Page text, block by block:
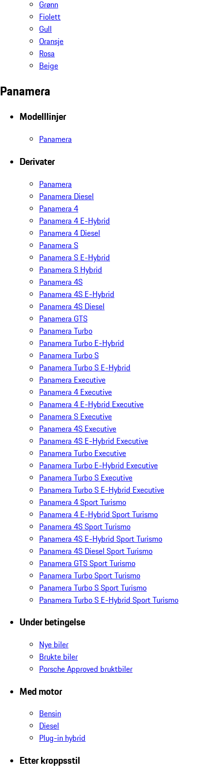
Grønn
Fiolett
Gull
Oransje
Rosa
Beige
Panamera
Modelllinjer
Panamera
Derivater
Panamera
Panamera Diesel
Panamera 4
Panamera 4 E-Hybrid
Panamera 4 Diesel
Panamera S
Panamera S E-Hybrid
Panamera S Hybrid
Panamera 4S
Panamera 4S E-Hybrid
Panamera 4S Diesel
Panamera GTS
Panamera Turbo
Panamera Turbo E-Hybrid
Panamera Turbo S
Panamera Turbo S E-Hybrid
Panamera Executive
Panamera 4 Executive
Panamera 4 E-Hybrid Executive
Panamera S Executive
Panamera 4S Executive
Panamera 4S E-Hybrid Executive
Panamera Turbo Executive
Panamera Turbo E-Hybrid Executive
Panamera Turbo S Executive
Panamera Turbo S E-Hybrid Executive
Panamera 4 Sport Turismo
Panamera 4 E-Hybrid Sport Turismo
Panamera 4S Sport Turismo
Panamera 4S E-Hybrid Sport Turismo
Panamera 4S Diesel Sport Turismo
Panamera GTS Sport Turismo
Panamera Turbo Sport Turismo
Panamera Turbo S Sport Turismo
Panamera Turbo S E-Hybrid Sport Turismo
Under betingelse
Nye biler
Brukte biler
Porsche Approved bruktbiler
Med motor
Bensin
Diesel
Plug-in hybrid
Etter kroppsstil